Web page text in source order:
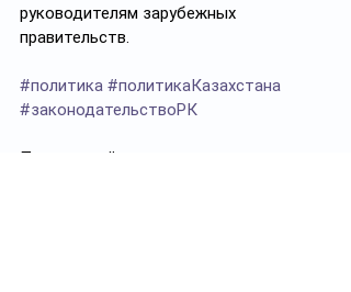
руководителям зарубежных
правительств.
#политика #политикаКазахстана
#законодательствоРК